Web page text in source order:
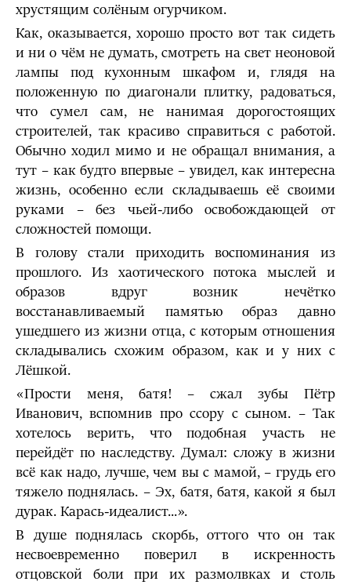
хрустящим солёным огурчиком.
Как, оказывается, хорошо просто вот так сидеть
и ни о чём не думать, смотреть на свет неоновой
лампы под кухонным шкафом и, глядя на
положенную по диагонали плитку, радоваться,
что сумел сам, не нанимая дорогостоящих
строителей, так красиво справиться с работой.
Обычно ходил мимо и не обращал внимания, а
тут – как будто впервые – увидел, как интересна
жизнь, особенно если складываешь её своими
руками – без чьей-либо освобождающей от
сложностей помощи.
В голову стали приходить воспоминания из
прошлого. Из хаотического потока мыслей и
образов вдруг возник нечётко
восстанавливаемый памятью образ давно
ушедшего из жизни отца, с которым отношения
складывались схожим образом, как и у них с
Лёшкой.
«Прости меня, батя! – сжал зубы Пётр
Иванович, вспомнив про ссору с сыном. – Так
хотелось верить, что подобная участь не
перейдёт по наследству. Думал: сложу в жизни
всё как надо, лучше, чем вы с мамой, – грудь его
тяжело поднялась. – Эх, батя, батя, какой я был
дурак. Карась-идеалист...».
В душе поднялась скорбь, оттого что он так
несвоевременно поверил в искренность
отцовской боли при их размолвках и столь